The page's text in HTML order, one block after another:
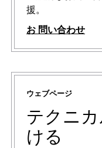
援。
お 問い合わせ
ウェブページ
テクニ
ける